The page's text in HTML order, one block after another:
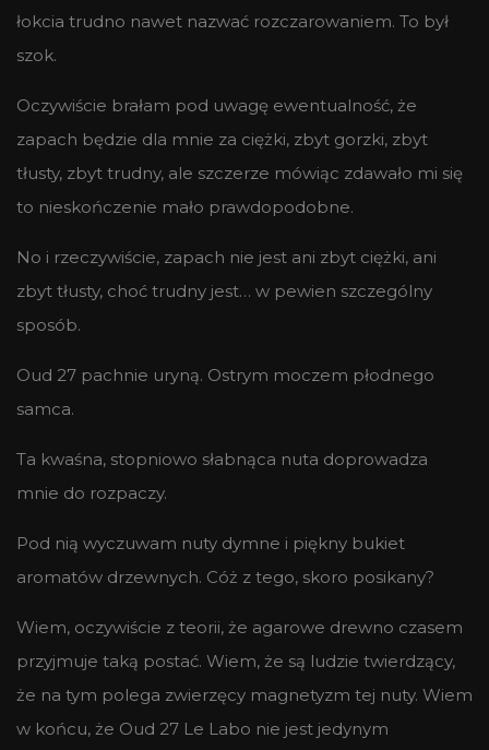
łokcia trudno nawet nazwać rozczarowaniem. To był
szok.
Oczywiście brałam pod uwagę ewentualność, że
zapach będzie dla mnie za ciężki, zbyt gorzki, zbyt
tłusty, zbyt trudny, ale szczerze mówiąc zdawało mi się
to nieskończenie mało prawdopodobne.
No i rzeczywiście, zapach nie jest ani zbyt ciężki, ani
zbyt tłusty, choć trudny jest… w pewien szczególny
sposób.
Oud 27 pachnie uryną. Ostrym moczem płodnego
samca.
Ta kwaśna, stopniowo słabnąca nuta doprowadza
mnie do rozpaczy.
Pod nią wyczuwam nuty dymne i piękny bukiet
aromatów drzewnych. Cóż z tego, skoro posikany?
Wiem, oczywiście z teorii, że agarowe drewno czasem
przyjmuje taką postać. Wiem, że są ludzie twierdzący,
że na tym polega zwierzęcy magnetyzm tej nuty. Wiem
w końcu, że Oud 27 Le Labo nie jest jedynym